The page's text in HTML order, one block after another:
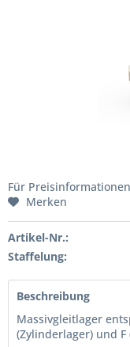
Für
Merken
Artikel-Nr.:
Staffelung:
Beschreibung
Massivgleitlager
(Zylinderlager) und F